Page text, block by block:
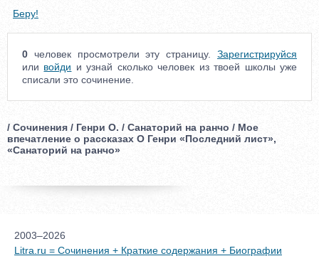
Беру!
0 человек просмотрели эту страницу. Зарегистрируйся
или войди и узнай сколько человек из твоей школы уже
списали это сочинение.
/ Сочинения / Генри О. / Санаторий на ранчо / Мое
впечатление о рассказах О Генри «Последний лист»,
«Санаторий на ранчо»
2003–2026
Litra.ru = Сочинения + Краткие содержания + Биографии